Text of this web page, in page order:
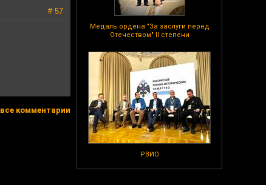
Медаль ордена "За заслуги перед
Отечеством" II степени
РВИО
# 57
все комментарии